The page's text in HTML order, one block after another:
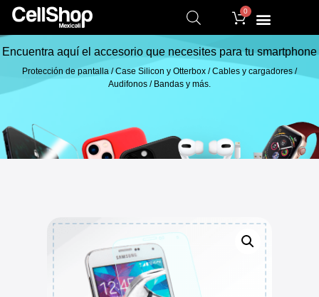
0
Encuentra aquí el accesorio que necesites para tu smartphone
Protección de pantalla / Case Silicon y Otterbox / Cables y cargadores /
Audifonos / Bandas y más.